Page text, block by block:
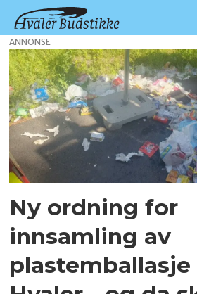
Tag:
sandbakken
miljøstasjon
ANNONSE
Ny ordning for
innsamling av
plastemballasje